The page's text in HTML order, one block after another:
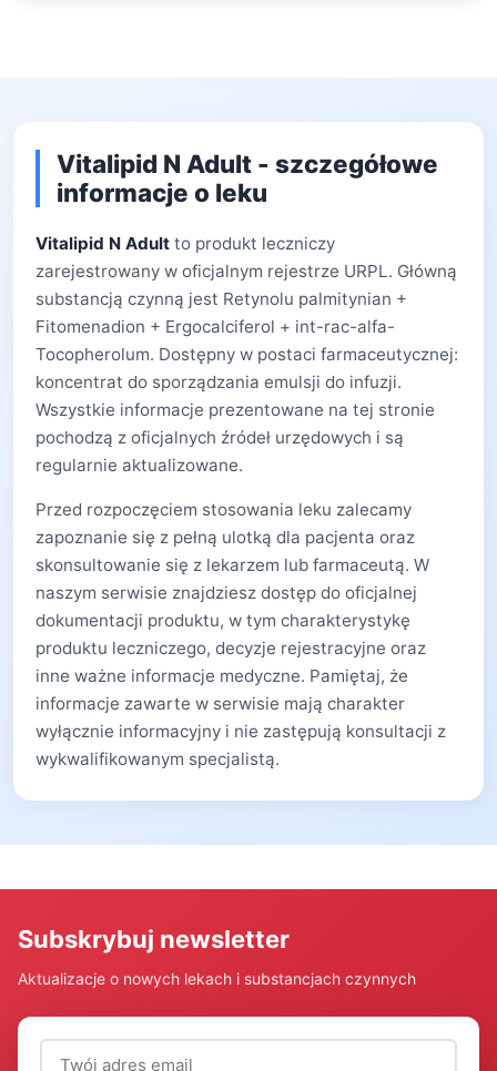
Vitalipid N Adult - szczegółowe
informacje o leku
Vitalipid N Adult to produkt leczniczy
zarejestrowany w oficjalnym rejestrze URPL. Główną
substancją czynną jest Retynolu palmitynian +
Fitomenadion + Ergocalciferol + int-rac-alfa-
Tocopherolum. Dostępny w postaci farmaceutycznej:
koncentrat do sporządzania emulsji do infuzji.
Wszystkie informacje prezentowane na tej stronie
pochodzą z oficjalnych źródeł urzędowych i są
regularnie aktualizowane.
Przed rozpoczęciem stosowania leku zalecamy
zapoznanie się z pełną ulotką dla pacjenta oraz
skonsultowanie się z lekarzem lub farmaceutą. W
naszym serwisie znajdziesz dostęp do oficjalnej
dokumentacji produktu, w tym charakterystykę
produktu leczniczego, decyzje rejestracyjne oraz
inne ważne informacje medyczne. Pamiętaj, że
informacje zawarte w serwisie mają charakter
wyłącznie informacyjny i nie zastępują konsultacji z
wykwalifikowanym specjalistą.
Subskrybuj newsletter
Aktualizacje o nowych lekach i substancjach czynnych
Adres email (wymagany)